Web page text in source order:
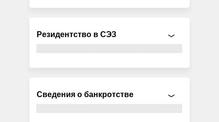
Резидентство в СЭЗ
Сведения о банкротстве